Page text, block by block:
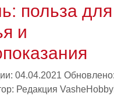
польза для
и
04.04.2021 Обновлено:
Редакция